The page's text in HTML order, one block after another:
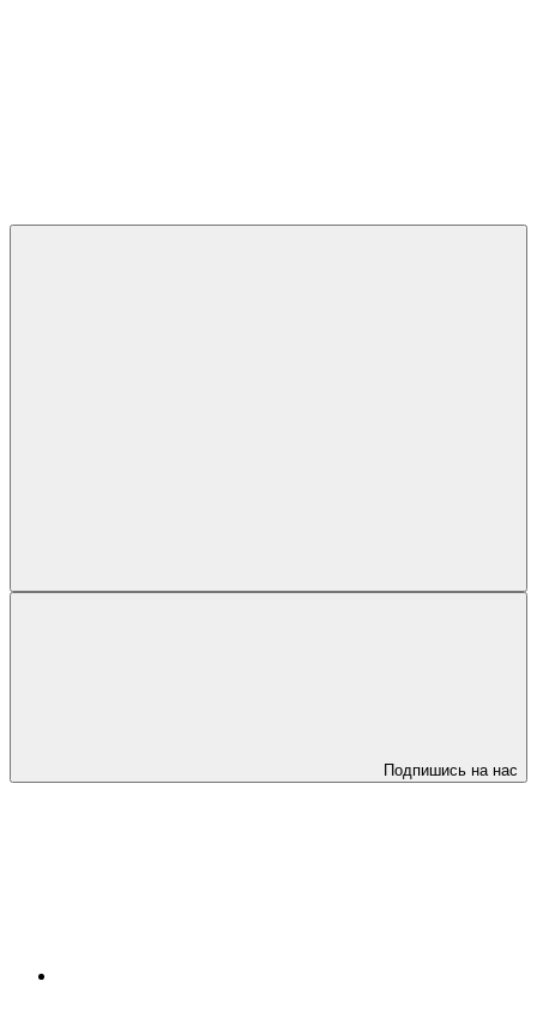
Подпишись на нас